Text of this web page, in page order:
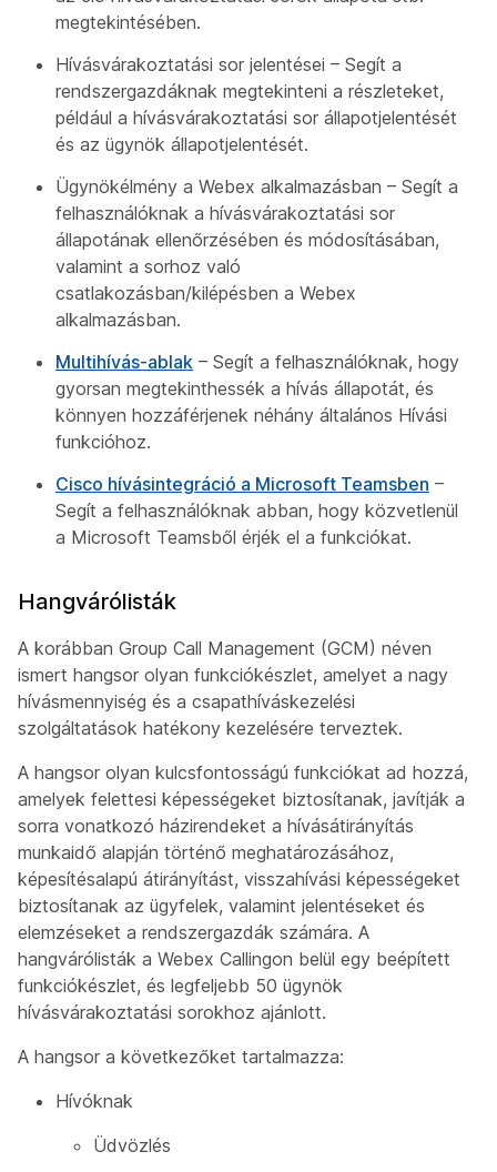
megtekintésében.
Hívásvárakoztatási sor jelentései – Segít a
rendszergazdáknak megtekinteni a részleteket,
például a hívásvárakoztatási sor állapotjelentését
és az ügynök állapotjelentését.
Ügynökélmény a Webex alkalmazásban – Segít a
felhasználóknak a hívásvárakoztatási sor
állapotának ellenőrzésében és módosításában,
valamint a sorhoz való
csatlakozásban/kilépésben a Webex
alkalmazásban.
Multihívás-ablak – Segít a felhasználóknak, hogy
gyorsan megtekinthessék a hívás állapotát, és
könnyen hozzáférjenek néhány általános Hívási
funkcióhoz.
Cisco hívásintegráció a Microsoft Teamsben –
Segít a felhasználóknak abban, hogy közvetlenül
a Microsoft Teamsből érjék el a funkciókat.
Hangvárólisták
A korábban Group Call Management (GCM) néven
ismert hangsor olyan funkciókészlet, amelyet a nagy
hívásmennyiség és a csapathíváskezelési
szolgáltatások hatékony kezelésére terveztek.
A hangsor olyan kulcsfontosságú funkciókat ad hozzá,
amelyek felettesi képességeket biztosítanak, javítják a
sorra vonatkozó házirendeket a hívásátirányítás
munkaidő alapján történő meghatározásához,
képesítésalapú átirányítást, visszahívási képességeket
biztosítanak az ügyfelek, valamint jelentéseket és
elemzéseket a rendszergazdák számára. A
hangvárólisták a Webex Callingon belül egy beépített
funkciókészlet, és legfeljebb 50 ügynök
hívásvárakoztatási sorokhoz ajánlott.
A hangsor a következőket tartalmazza:
Hívóknak
Üdvözlés